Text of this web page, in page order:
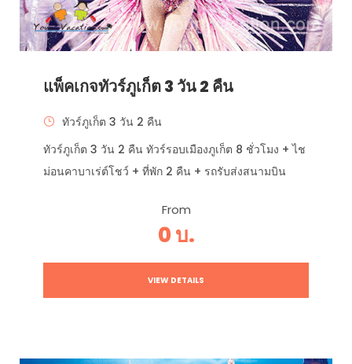
แพ็คเกจทัวร์ภูเก็ต 3 วัน 2 คืน
ทัวร์ภูเก็ต 3 วัน 2 คืน
ทัวร์ภูเก็ต 3 วัน 2 คืน ทัวร์รอบเมืองภูเก็ต 8 ชั่วโมง + ไช
ม่อนคาบาเร่ต์โชว์ + ที่พัก 2 คืน + รถรับส่งสนามบิน
From
0 บ.
VIEW DETAILS